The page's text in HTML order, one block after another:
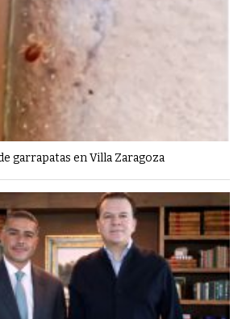
garrapatas en Villa Zaragoza